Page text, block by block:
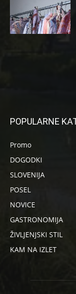
POPULARNE
Promo
DOGODKI
SLOVENIJA
POSEL
NOVICE
GASTRONOMIJA
ŽIVLJENJSKI STIL
KAM NA IZLET